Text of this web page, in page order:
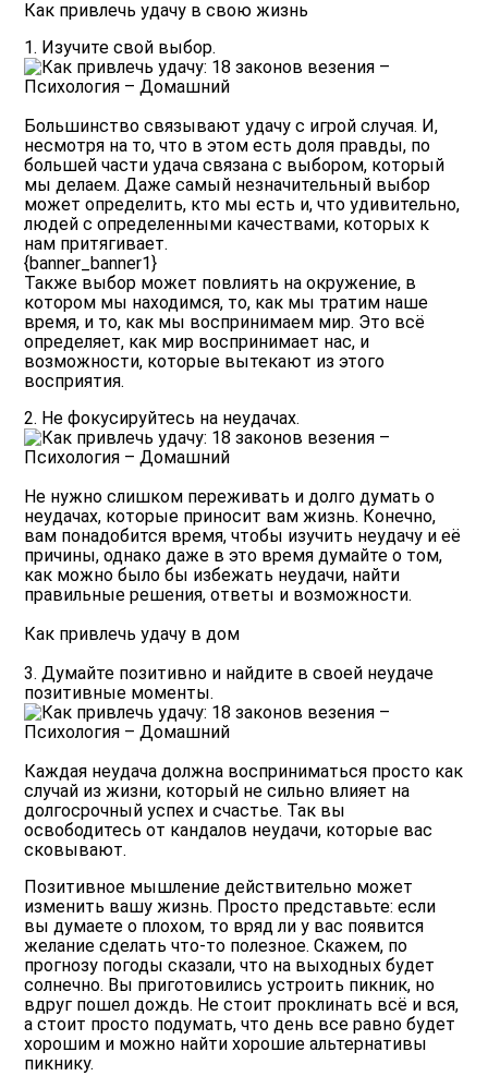
Как привлечь удачу в свою жизнь
1. Изучите свой выбор.
Большинство связывают удачу с игрой случая. И,
несмотря на то, что в этом есть доля правды, по
большей части удача связана с выбором, который
мы делаем. Даже самый незначительный выбор
может определить, кто мы есть и, что удивительно,
людей с определенными качествами, которых к
нам притягивает.
{banner_banner1}
Также выбор может повлиять на окружение, в
котором мы находимся, то, как мы тратим наше
время, и то, как мы воспринимаем мир. Это всё
определяет, как мир воспринимает нас, и
возможности, которые вытекают из этого
восприятия.
2. Не фокусируйтесь на неудачах.
Не нужно слишком переживать и долго думать о
неудачах, которые приносит вам жизнь. Конечно,
вам понадобится время, чтобы изучить неудачу и её
причины, однако даже в это время думайте о том,
как можно было бы избежать неудачи, найти
правильные решения, ответы и возможности.
Как привлечь удачу в дом
3. Думайте позитивно и найдите в своей неудаче
позитивные моменты.
Каждая неудача должна восприниматься просто как
случай из жизни, который не сильно влияет на
долгосрочный успех и счастье. Так вы
освободитесь от кандалов неудачи, которые вас
сковывают.
Позитивное мышление действительно может
изменить вашу жизнь. Просто представьте: если
вы думаете о плохом, то вряд ли у вас появится
желание сделать что-то полезное. Скажем, по
прогнозу погоды сказали, что на выходных будет
солнечно. Вы приготовились устроить пикник, но
вдруг пошел дождь. Не стоит проклинать всё и вся,
а стоит просто подумать, что день все равно будет
хорошим и можно найти хорошие альтернативы
пикнику.